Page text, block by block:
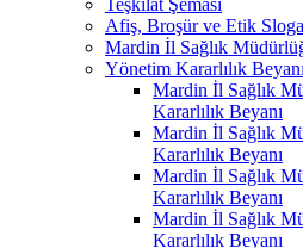
Afiş, Broşür ve Etik
Mardin İl Sağlık
Yönetim Kararlılık Beyanı
Mardin İl Sağlık
Kararlılık Beyanı
Mardin İl Sağlık
Kararlılık Beyanı
Mardin İl Sağlık
Kararlılık Beyanı
Mardin İl Sağlık
Kararlılık Beyanı